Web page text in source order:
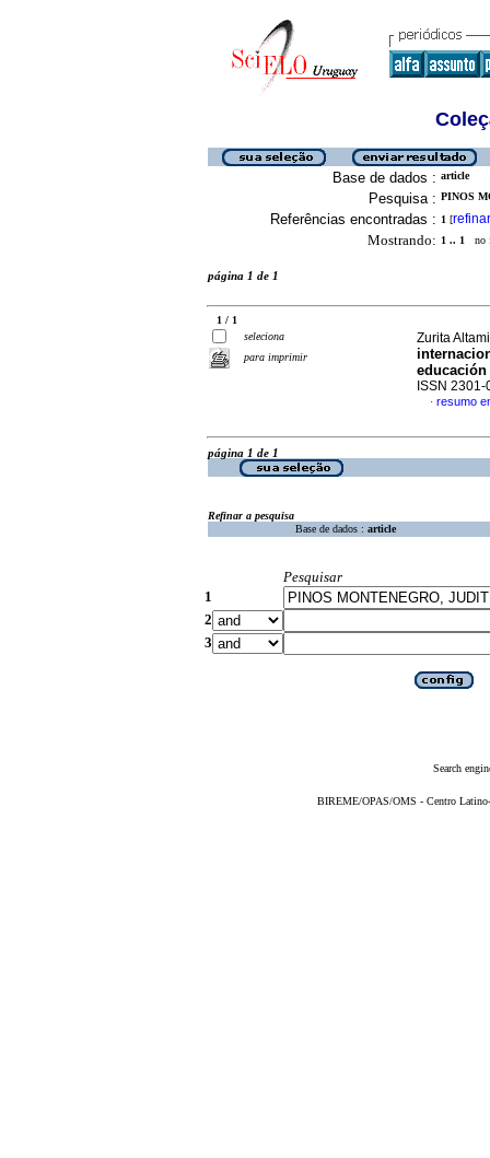
Base de dados : article
Pesquisa : PINOS
Referências encontradas : 1 [refinar
Mostrando: 1 .. 1 no
página 1 de 1
1 / 1
seleciona
para imprimir
Zurita
ISSN 2301-
· resumo
página 1 de 1
Refinar a pesquisa
Base de dados : article
Pesquisar
1
2
3
Search
BIREME/OPAS/OMS - Centro Latino-